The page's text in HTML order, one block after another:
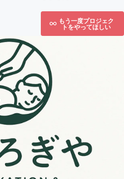
もう一度プロジェク
トをやってほしい